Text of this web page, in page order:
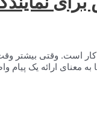
است. وقتی بیشتر
به معنای ارائه یک